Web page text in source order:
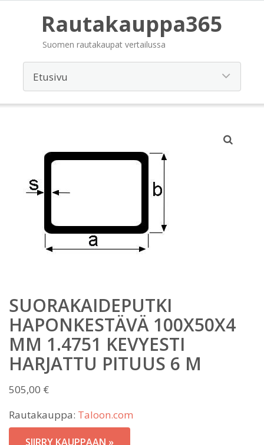
Rautakauppa365
Suomen rautakaupat vertailussa
SUORAKAIDEPUTKI
HAPONKESTÄVÄ 100X50X4
MM 1.4751 KEVYESTI
HARJATTU PITUUS 6 M
505,00 €
Rautakauppa: Taloon.com
SIIRRY KAUPPAAN »